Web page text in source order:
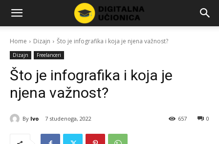
Home Dizajn Što je infografika i koja je njena važnost?
Dizajn Freelanceri
Što je infografika i koja je
njena važnost?
By Ivo 7 studenoga, 2022 0
657